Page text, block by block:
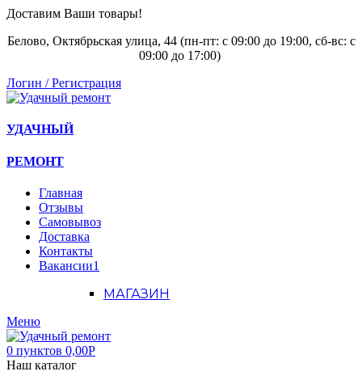
Доставим Ваши товары!
Белово, Октябрьская улица, 44 (пн-пт: с 09:00 до 19:00, сб-вс: с
09:00 до 17:00)
Логин / Регистрация
УДАЧНЫЙ
РЕМОНТ
Главная
Отзывы
Самовывоз
Доставка
Контакты
Вакансии1
МАГАЗИН
Меню
0 пунктов 0,00Р
Наш каталог